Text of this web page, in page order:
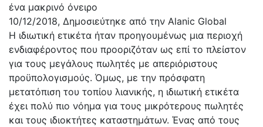
ένα μακρινό όνειρο
10/12/2018, Δημοσιεύτηκε από την Alanic Global
Η ιδιωτική ετικέτα ήταν προηγουμένως μια περιοχή
ενδιαφέροντος που προοριζόταν ως επί το πλείστον
για τους μεγάλους πωλητές με απεριόριστους
προϋπολογισμούς. Όμως, με την πρόσφατη
μετατόπιση του τοπίου λιανικής, η ιδιωτική ετικέτα
έχει πολύ πιο νόημα για τους μικρότερους πωλητές
και τους ιδιοκτήτες καταστημάτων. Ένας από τους